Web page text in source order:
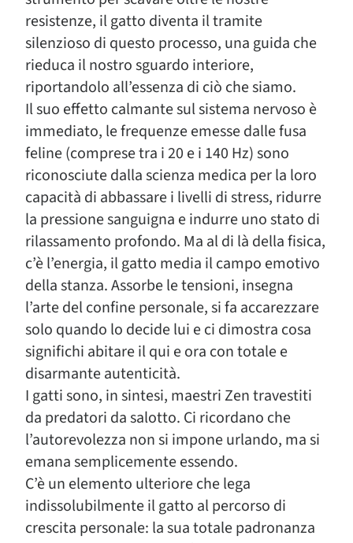
resistenze, il gatto diventa il tramite
silenzioso di questo processo, una guida che
rieduca il nostro sguardo interiore,
riportandolo all’essenza di ciò che siamo.
Il suo effetto calmante sul sistema nervoso è
immediato, le frequenze emesse dalle fusa
feline (comprese tra i 20 e i 140 Hz) sono
riconosciute dalla scienza medica per la loro
capacità di abbassare i livelli di stress, ridurre
la pressione sanguigna e indurre uno stato di
rilassamento profondo. Ma al di là della fisica,
c’è l’energia, il gatto media il campo emotivo
della stanza. Assorbe le tensioni, insegna
l’arte del confine personale, si fa accarezzare
solo quando lo decide lui e ci dimostra cosa
significhi abitare il qui e ora con totale e
disarmante autenticità.
I gatti sono, in sintesi, maestri Zen travestiti
da predatori da salotto. Ci ricordano che
l’autorevolezza non si impone urlando, ma si
emana semplicemente essendo.
C’è un elemento ulteriore che lega
indissolubilmente il gatto al percorso di
crescita personale: la sua totale padronanza